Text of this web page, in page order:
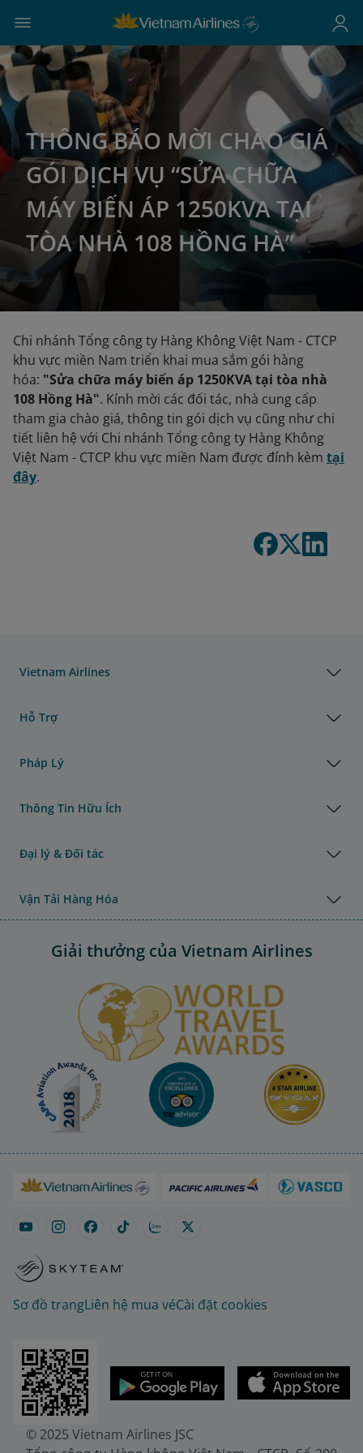
THÔNG BÁO MỜI CHÀO GIÁ
GÓI DỊCH VỤ “SỬA CHỮA
MÁY BIẾN ÁP 1250KVA TẠI
TÒA NHÀ 108 HỒNG HÀ”
Chi nhánh Tổng công ty Hàng Không Việt Nam - CTCP
khu vực miền Nam triển khai mua sắm gói hàng
hóa: "Sửa chữa máy biến áp 1250KVA tại tòa nhà
108 Hồng Hà". Kính mời các đối tác, nhà cung cấp
tham gia chào giá, thông tin gói dịch vụ cũng như chi
tiết liên hệ với Chi nhánh Tổng công ty Hàng Không
Việt Nam - CTCP khu vực miền Nam được đính kèm tại
đây.
Vietnam Airlines
Hỗ Trợ
Pháp Lý
Thông Tin Hữu Ích
Đại lý & Đối tác
Vận Tải Hàng Hóa
Giải thưởng của Vietnam Airlines
Sơ đồ trangLiên hệ mua véCài đặt cookies
© 2025 Vietnam Airlines JSC